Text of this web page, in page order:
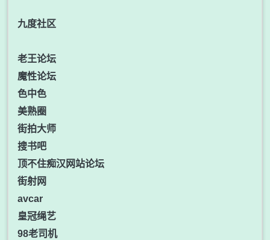
九度社区
老王论坛
魔性论坛
色中色
美熟圈
街拍大师
搜书吧
顶不住痴汉网站论坛
街射网
avcar
皇冠绳艺
98老司机